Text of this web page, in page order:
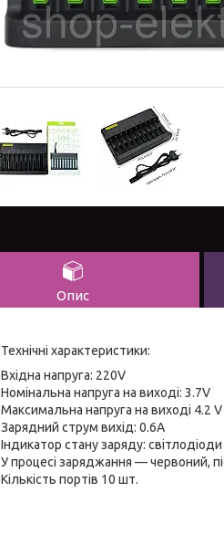
Опис
Технічні характеристики:
Вхідна напруга: 220V
Номінальна напруга на виході: 3.7V
Максимальна напруга на виході 4.2 V
Зарядний струм вихід: 0.6А
Індикатор стану заряду:
У процесі заряджання — червоний,
Кількість портів 10 шт.